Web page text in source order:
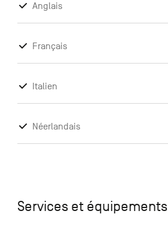
Anglais
Français
Italien
Néerlandais
Services et équipements